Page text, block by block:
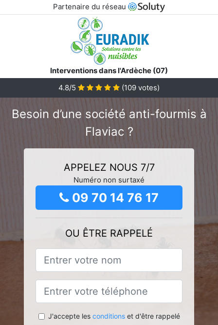
Partenaire du réseau
Interventions dans l'Ardèche (07)
4.8/5
(109 votes)
Besoin d’une société anti-fourmis à
Flaviac ?
APPELEZ NOUS 7/7
Numéro non surtaxé
09 70 14 76 17
OU ÊTRE RAPPELÉ
J'accepte les conditionset d'être rappelé